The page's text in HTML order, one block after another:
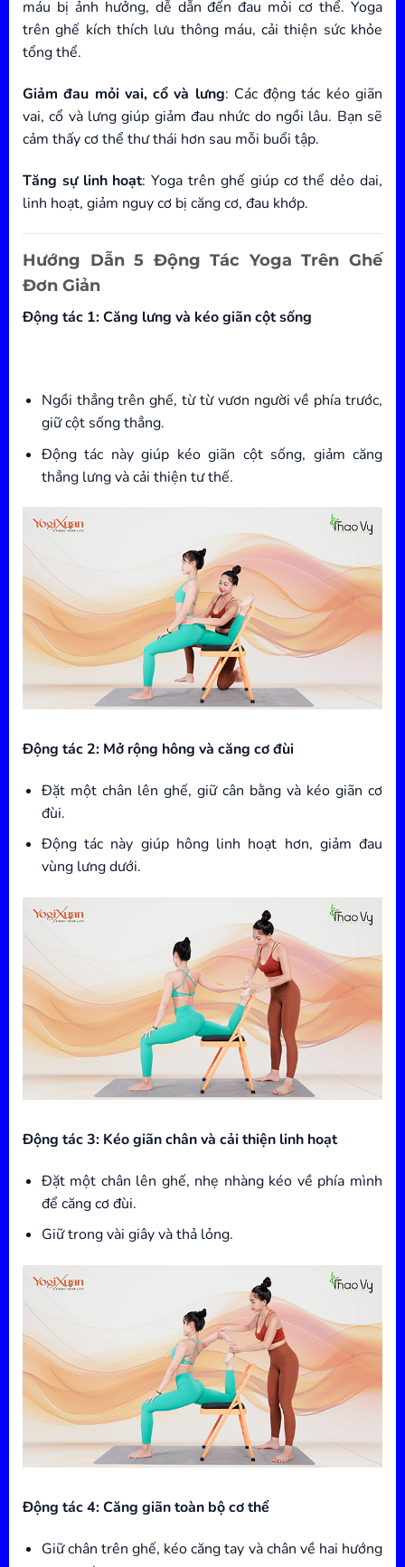
máu bị ảnh hưởng, dễ dẫn đến đau mỏi cơ thể. Yoga
trên ghế kích thích lưu thông máu, cải thiện sức khỏe
tổng thể.
Giảm đau mỏi vai, cổ và lưng: Các động tác kéo giãn
vai, cổ và lưng giúp giảm đau nhức do ngồi lâu. Bạn sẽ
cảm thấy cơ thể thư thái hơn sau mỗi buổi tập.
Tăng sự linh hoạt: Yoga trên ghế giúp cơ thể dẻo dai,
linh hoạt, giảm nguy cơ bị căng cơ, đau khớp.
Hướng Dẫn 5 Động Tác Yoga Trên Ghế
Đơn Giản
Động tác 1: Căng lưng và kéo giãn cột sống
Ngồi thẳng trên ghế, từ từ vươn người về phía trước,
giữ cột sống thẳng.
Động tác này giúp kéo giãn cột sống, giảm căng
thẳng lưng và cải thiện tư thế.
Động tác 2: Mở rộng hông và căng cơ đùi
Đặt một chân lên ghế, giữ cân bằng và kéo giãn cơ
đùi.
Động tác này giúp hông linh hoạt hơn, giảm đau
vùng lưng dưới.
Động tác 3: Kéo giãn chân và cải thiện linh hoạt
Đặt một chân lên ghế, nhẹ nhàng kéo về phía mình
để căng cơ đùi.
Giữ trong vài giây và thả lỏng.
Động tác 4: Căng giãn toàn bộ cơ thể
Giữ chân trên ghế, kéo căng tay và chân về hai hướng